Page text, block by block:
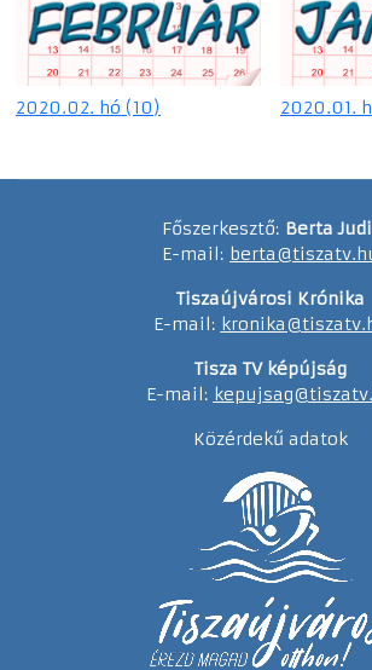
2020.02. hó (10) 2020.01.
Főszerkesztő: Berta
E-mail:
Tiszaújvárosi Krónika
E-mail:
Tisza TV képújság
E-mail:
Közérdekű adatok